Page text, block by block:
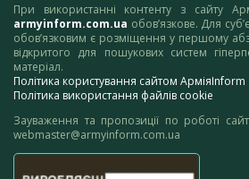
При використанні контенту з сайту
armyinform.com.ua обов’язкове. Для
обов’язковим є розміщення у першому
відкритого для пошукових систем
матеріал.
Політика користування сайтом АрміяInform
Політика використання файлів cookie
Зауваження та пропозиції по роботі
webmaster@armyinform.com.ua